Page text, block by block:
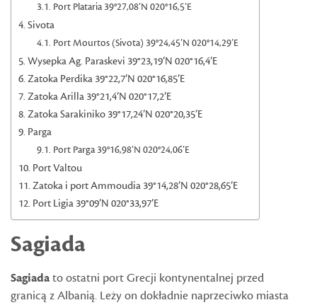
Port Plataria 39°27,08’N 020°16,5’E
Sivota
Port Mourtos (Sivota) 39°24,45’N 020°14,29’E
Wysepka Ag. Paraskevi 39°23,19’N 020°16,4’E
Zatoka Perdika 39°22,7’N 020°16,85’E
Zatoka Arilla 39°21,4’N 020°17,2’E
Zatoka Sarakiniko 39°17,24’N 020°20,35’E
Parga
Port Parga 39°16,98’N 020°24,06’E
Port Valtou
Zatoka i port Ammoudia 39°14,28’N 020°28,65’E
Port Ligia 39°09’N 020°33,97’E
Sagiada
Sagiadato ostatni port Grecji kontynentalnej przed
granicą z Albanią. Leży on dokładnie naprzeciwko miasta